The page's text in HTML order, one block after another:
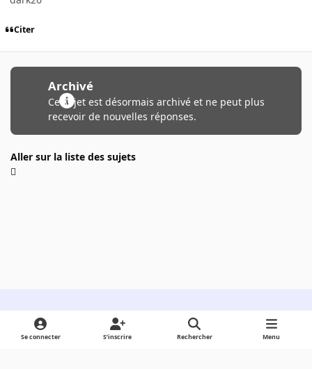
Citer
Archivé
Ce sujet est désormais archivé et ne peut plus
recevoir de nouvelles réponses.
Aller sur la liste des sujets
Light ModeDark ModeSystem Preference
Se connecter S’inscrire Rechercher Menu